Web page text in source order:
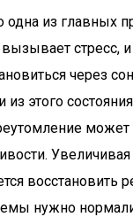
одна из главных
стресс,
через
этого
может
восстановить
нужно